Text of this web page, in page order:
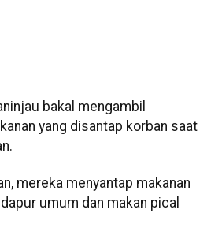
bakal mengambil
yang disantap korban saat
mereka menyantap makanan
umum dan makan pical